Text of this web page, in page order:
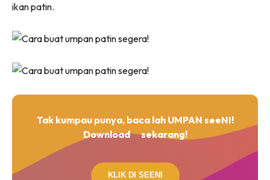
ikan patin.
Tak kumpau punya, baca lah UMPAN seeNI!
Download
sekarang!
KLIK DI SEENI